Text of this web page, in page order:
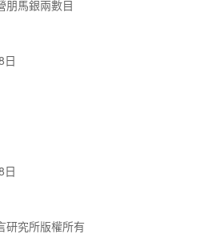
朋馬銀兩數目
日
日
研究所版權所有